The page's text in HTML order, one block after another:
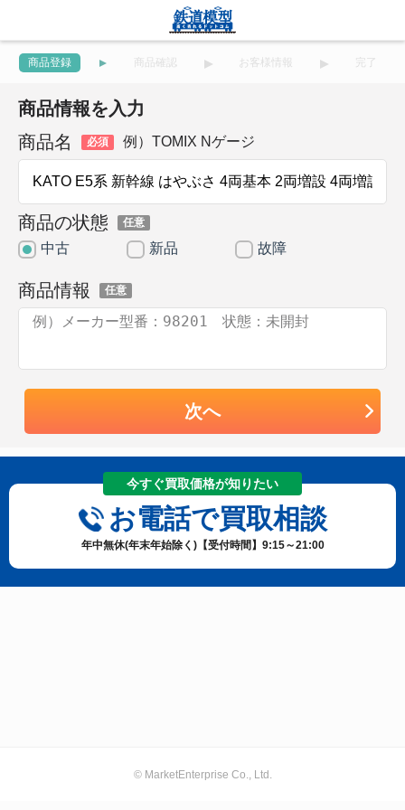
商品登録 商品確認 お客様情報 完了
商品情報を入力
商品名
必須 例）TOMIX Nゲージ
商品の状態 任意
中古 新品 故障
商品情報 任意
次へ
今すぐ買取価格が知りたい
お電話で買取相談
年中無休(年末年始除く)【受付時間】9:15～21:00
© MarketEnterprise Co., Ltd.